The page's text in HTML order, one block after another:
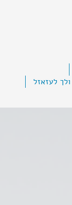
לעזאזל